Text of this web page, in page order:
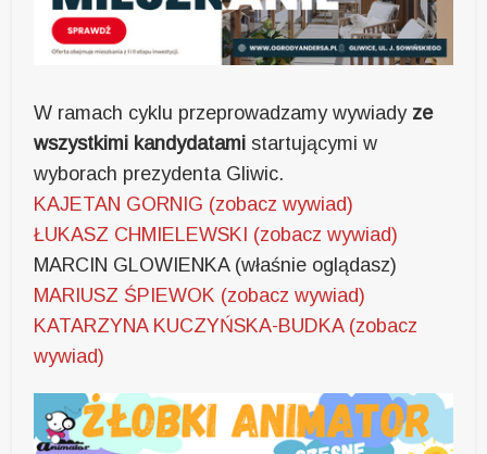
W ramach cyklu przeprowadzamy wywiady ze
wszystkimi kandydatami startującymi w
wyborach prezydenta Gliwic.
KAJETAN GORNIG (zobacz wywiad)
ŁUKASZ CHMIELEWSKI (zobacz wywiad)
MARCIN GLOWIENKA (właśnie oglądasz)
MARIUSZ ŚPIEWOK (zobacz wywiad)
KATARZYNA KUCZYŃSKA-BUDKA (zobacz
wywiad)